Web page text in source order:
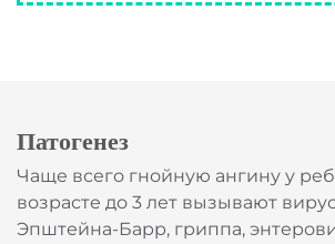
Патогенез
Чаще всего гнойную ангину у
возрасте до 3 лет вызывают
Эпштейна-Барр, гриппа,